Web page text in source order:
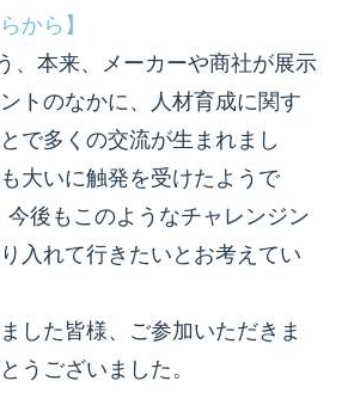
から】
、本来、メーカーや商社が展示
トのなかに、人材育成に関す
で多くの交流が生まれまし
大いに触発を受けたようで
後もこのようなチャレンジン
入れて行きたいとお考えてい
した皆様、ご参加いただきま
うございました。